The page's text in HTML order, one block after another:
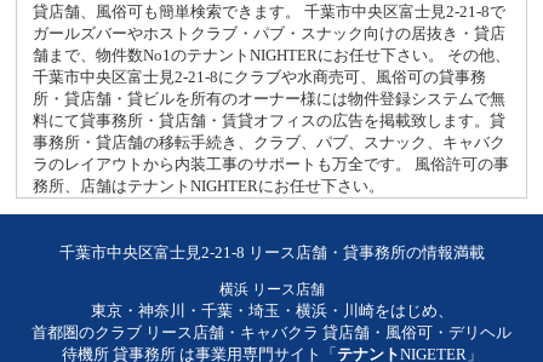
貸店舗、風俗可も簡単検索できます。 千葉市中央区富士見2-21-8で
ガールズバーやホストクラブ・パブ・スナック向けの居抜き・貸店
舗まで、物件数No1のテナントNIGHTERにお任せ下さい。 その他、
千葉市中央区富士見2-21-8にクラブや水商売可、風俗可の貸事務
所・貸店舗・貸ビルを所有のオーナー様には物件登録システムで無
料にて貸事務所・貸店舗・賃貸オフィスの広告を掲載致します。貸
事務所・貸店舗の移転手続き、クラブ、パブ、スナック、キャバク
ラのレイアウトから内装工事のサポートも万全です。 風俗許可の事
務所、店舗はテナントNIGHTERにお任せ下さい。
千葉市中央区富士見2-21-8 リース店舗・貸事務所の情報満載
横浜 リース店舗
東京・神奈川・千葉・埼玉・横浜・川崎をはじめ、
首都圏のクラブ リース店舗・キャバクラ 貸店舗・風俗可・デリヘル
待機所 貸事務所 は事業用専門サイト「 テナントNIGETER」